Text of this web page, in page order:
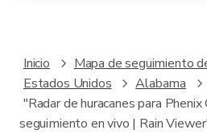
Inicio
Mapa de seguimiento
Estados Unidos
Alabama
"Radar de huracanes para
seguimiento en vivo | Rain